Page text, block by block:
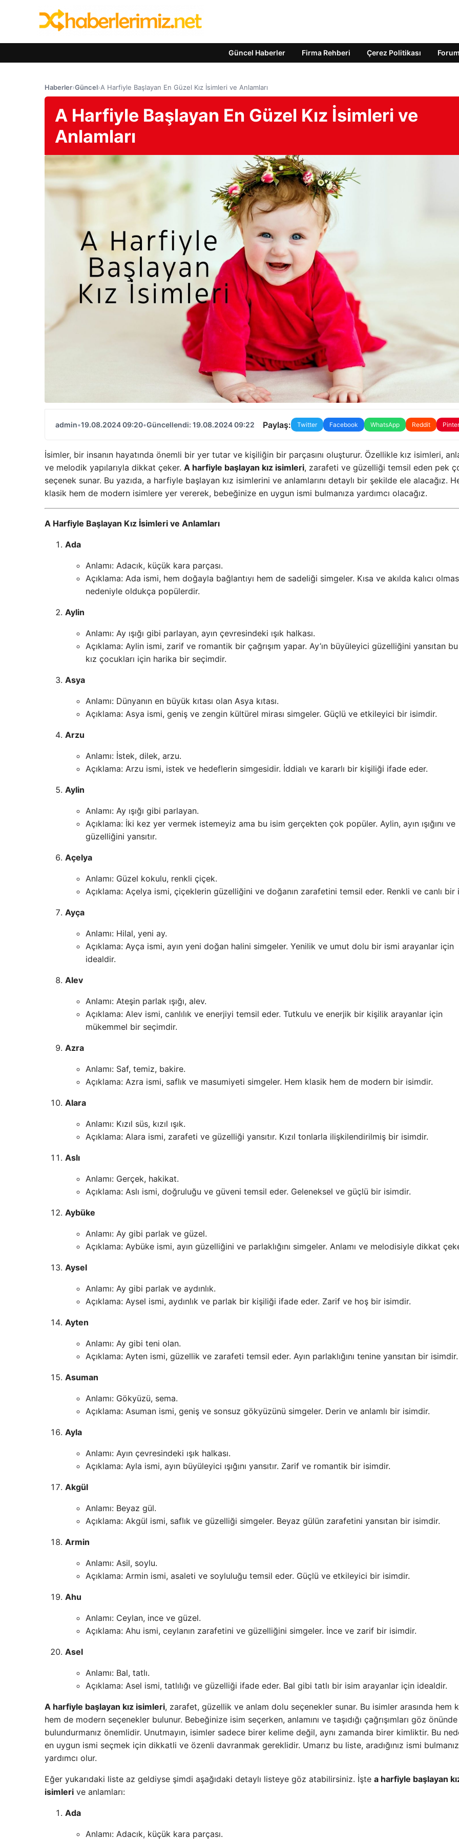
Güncel Haberler Firma Rehberi Çerez Politikası
Haberler›Güncel›A Harfiyle Başlayan En Güzel Kız İsimleri ve Anlamları
A Harfiyle Başlayan En Güzel Kız İsimleri ve
Anlamları
admin•19.08.2024 09:20•Güncellendi: 19.08.2024 09:22 Paylaş: Twitter Facebook WhatsApp Reddit
İsimler, bir insanın hayatında önemli bir yer tutar ve kişiliğin bir parçasını oluşturur. Özellikle kız isimleri,
ve melodik yapılarıyla dikkat çeker. A harfiyle başlayan kız isimleri, zarafeti ve güzelliği temsil eden pek
seçenek sunar. Bu yazıda, a harfiyle başlayan kız isimlerini ve anlamlarını detaylı bir şekilde ele alacağız.
klasik hem de modern isimlere yer vererek, bebeğinize en uygun ismi bulmanıza yardımcı olacağız.
A Harfiyle Başlayan Kız İsimleri ve Anlamları
Ada
Anlamı: Adacık, küçük kara parçası.
Açıklama: Ada ismi, hem doğayla bağlantıyı hem de sadeliği simgeler. Kısa ve akılda kalıcı
nedeniyle oldukça popülerdir.
Aylin
Anlamı: Ay ışığı gibi parlayan, ayın çevresindeki ışık halkası.
Açıklama: Aylin ismi, zarif ve romantik bir çağrışım yapar. Ay’ın büyüleyici güzelliğini yansıtan
kız çocukları için harika bir seçimdir.
Asya
Anlamı: Dünyanın en büyük kıtası olan Asya kıtası.
Açıklama: Asya ismi, geniş ve zengin kültürel mirası simgeler. Güçlü ve etkileyici bir isimdir.
Arzu
Anlamı: İstek, dilek, arzu.
Açıklama: Arzu ismi, istek ve hedeflerin simgesidir. İddialı ve kararlı bir kişiliği ifade eder.
Aylin
Anlamı: Ay ışığı gibi parlayan.
Açıklama: İki kez yer vermek istemeyiz ama bu isim gerçekten çok popüler. Aylin, ayın ışığını ve
güzelliğini yansıtır.
Açelya
Anlamı: Güzel kokulu, renkli çiçek.
Açıklama: Açelya ismi, çiçeklerin güzelliğini ve doğanın zarafetini temsil eder. Renkli ve canlı bir
Ayça
Anlamı: Hilal, yeni ay.
Açıklama: Ayça ismi, ayın yeni doğan halini simgeler. Yenilik ve umut dolu bir ismi arayanlar için
idealdir.
Alev
Anlamı: Ateşin parlak ışığı, alev.
Açıklama: Alev ismi, canlılık ve enerjiyi temsil eder. Tutkulu ve enerjik bir kişilik arayanlar için
mükemmel bir seçimdir.
Azra
Anlamı: Saf, temiz, bakire.
Açıklama: Azra ismi, saflık ve masumiyeti simgeler. Hem klasik hem de modern bir isimdir.
Alara
Anlamı: Kızıl süs, kızıl ışık.
Açıklama: Alara ismi, zarafeti ve güzelliği yansıtır. Kızıl tonlarla ilişkilendirilmiş bir isimdir.
Aslı
Anlamı: Gerçek, hakikat.
Açıklama: Aslı ismi, doğruluğu ve güveni temsil eder. Geleneksel ve güçlü bir isimdir.
Aybüke
Anlamı: Ay gibi parlak ve güzel.
Açıklama: Aybüke ismi, ayın güzelliğini ve parlaklığını simgeler. Anlamı ve melodisiyle dikkat
Aysel
Anlamı: Ay gibi parlak ve aydınlık.
Açıklama: Aysel ismi, aydınlık ve parlak bir kişiliği ifade eder. Zarif ve hoş bir isimdir.
Ayten
Anlamı: Ay gibi teni olan.
Açıklama: Ayten ismi, güzellik ve zarafeti temsil eder. Ayın parlaklığını tenine yansıtan bir isimdir.
Asuman
Anlamı: Gökyüzü, sema.
Açıklama: Asuman ismi, geniş ve sonsuz gökyüzünü simgeler. Derin ve anlamlı bir isimdir.
Ayla
Anlamı: Ayın çevresindeki ışık halkası.
Açıklama: Ayla ismi, ayın büyüleyici ışığını yansıtır. Zarif ve romantik bir isimdir.
Akgül
Anlamı: Beyaz gül.
Açıklama: Akgül ismi, saflık ve güzelliği simgeler. Beyaz gülün zarafetini yansıtan bir isimdir.
Armin
Anlamı: Asil, soylu.
Açıklama: Armin ismi, asaleti ve soyluluğu temsil eder. Güçlü ve etkileyici bir isimdir.
Ahu
Anlamı: Ceylan, ince ve güzel.
Açıklama: Ahu ismi, ceylanın zarafetini ve güzelliğini simgeler. İnce ve zarif bir isimdir.
Asel
Anlamı: Bal, tatlı.
Açıklama: Asel ismi, tatlılığı ve güzelliği ifade eder. Bal gibi tatlı bir isim arayanlar için idealdir.
A harfiyle başlayan kız isimleri, zarafet, güzellik ve anlam dolu seçenekler sunar. Bu isimler arasında hem
hem de modern seçenekler bulunur. Bebeğinize isim seçerken, anlamını ve taşıdığı çağrışımları göz önünde
bulundurmanız önemlidir. Unutmayın, isimler sadece birer kelime değil, aynı zamanda birer kimliktir. Bu
en uygun ismi seçmek için dikkatli ve özenli davranmak gereklidir. Umarız bu liste, aradığınız ismi
yardımcı olur.
Eğer yukarıdaki liste az geldiyse şimdi aşağıdaki detaylı listeye göz atabilirsiniz. İşte a harfiyle başlayan
isimleri ve anlamları:
Ada
Anlamı: Adacık, küçük kara parçası.